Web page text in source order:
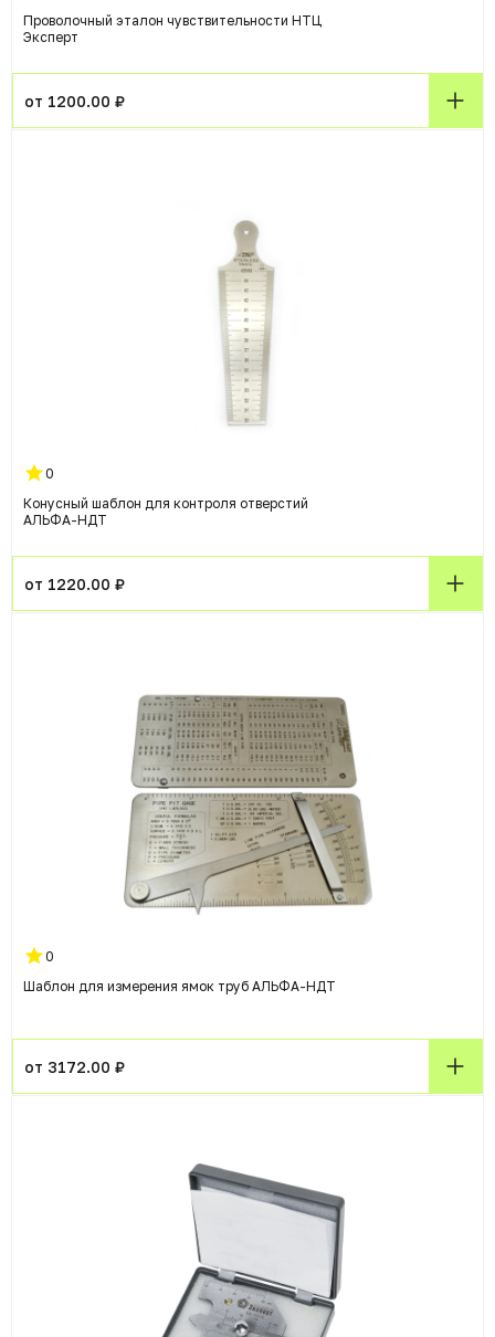
Проволочный эталон чувствительности НТЦ
Эксперт
от 1200.00 ₽
0
Конусный шаблон для контроля отверстий
АЛЬФА-НДТ
от 1220.00 ₽
0
Шаблон для измерения ямок труб АЛЬФА-НДТ
от 3172.00 ₽